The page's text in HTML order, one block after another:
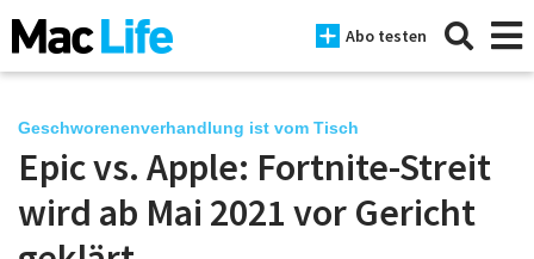
Abo testen
News
iPhone
Geschworenenverhandlung ist vom Tisch
Epic vs. Apple: Fortnite-Streit
wird ab Mai 2021 vor Gericht